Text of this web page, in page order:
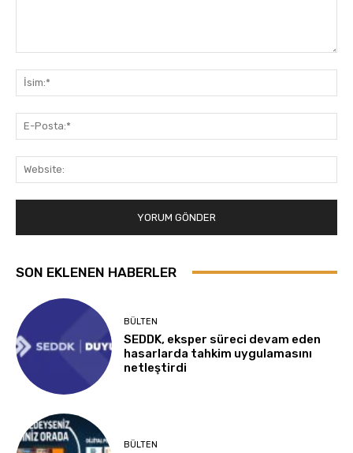
SON EKLENEN HABERLER
BÜLTEN
SEDDK, eksper süreci devam eden
hasarlarda tahkim uygulamasını
netleştirdi
BÜLTEN